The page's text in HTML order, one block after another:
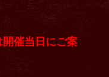
開催当日にご案